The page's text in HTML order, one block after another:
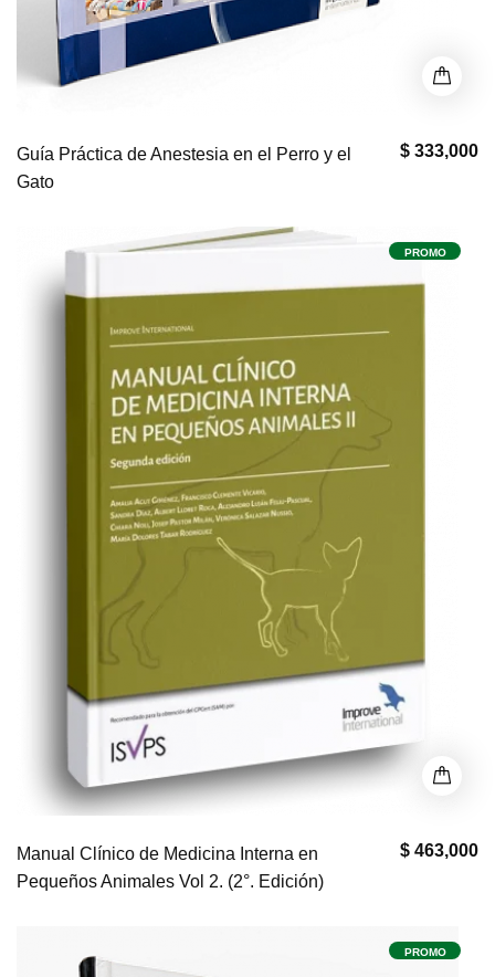
$ 333,000
Guía Práctica de Anestesia en el Perro y el
Gato
PROMO
$ 463,000
Manual Clínico de Medicina Interna en
Pequeños Animales Vol 2. (2°. Edición)
PROMO